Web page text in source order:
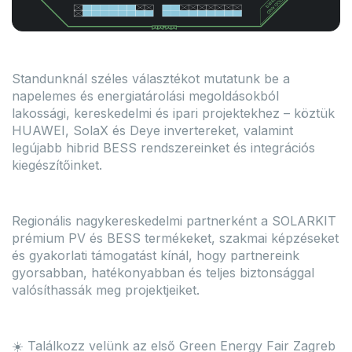
Standunknál széles választékot mutatunk be a
napelemes és energiatárolási megoldásokból
lakossági, kereskedelmi és ipari projektekhez – köztük
HUAWEI, SolaX és Deye invertereket, valamint
legújabb hibrid BESS rendszereinket és integrációs
kiegészítőinket.
Regionális nagykereskedelmi partnerként a SOLARKIT
prémium PV és BESS termékeket, szakmai képzéseket
és gyakorlati támogatást kínál, hogy partnereink
gyorsabban, hatékonyabban és teljes biztonsággal
valósíthassák meg projektjeiket.
☀️ Találkozz velünk az első Green Energy Fair Zagreb
Deye 15kW SUN-15K-SG05LP3-
INV-DEYE-SUN-15K-SG05LP3-EUSM2
SUN-15K-SG05LP3-EU-SM2
méretei
638x408x237 mm
37 Darab
ADATLAP KEDVENCEKHEZ
megtekintéséhez kérjük lépjen
Enerack FLAT10 EPDM
Model
Csomag súlya
Csomag méretei
Budapest: 1781 Csomag
ADATLAP KEDVENCEKHEZ
Árak megtekintéséhez kérjük
be!